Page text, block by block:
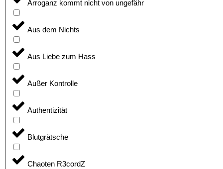
Arroganz kommt nicht von ungefähr
Aus dem Nichts
Aus Liebe zum Hass
Außer Kontrolle
Authentizität
Blutgrätsche
Chaoten R3cordZ